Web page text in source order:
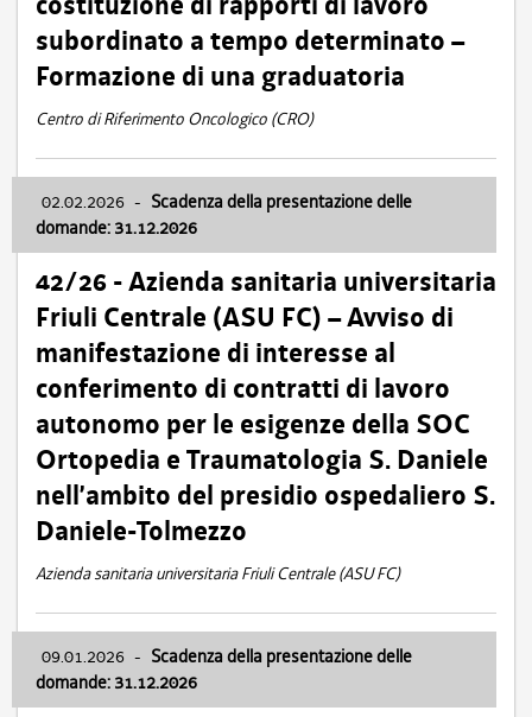
subordinato a tempo determinato –
Formazione di una graduatoria
Centro di Riferimento Oncologico (CRO)
02.02.2026 - Scadenza della presentazione delle
domande: 31.12.2026
42/26 - Azienda sanitaria universitaria
Friuli Centrale (ASU FC) – Avviso di
manifestazione di interesse al
conferimento di contratti di lavoro
autonomo per le esigenze della SOC
Ortopedia e Traumatologia S. Daniele
nell’ambito del presidio ospedaliero S.
Daniele-Tolmezzo
Azienda sanitaria universitaria Friuli Centrale (ASU FC)
09.01.2026 - Scadenza della presentazione delle
domande: 31.12.2026